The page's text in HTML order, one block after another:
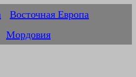
Восточная Европа
Мордовия